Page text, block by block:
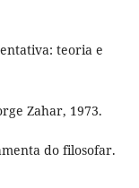
teoria e
Zahar, 1973.
do filosofar.